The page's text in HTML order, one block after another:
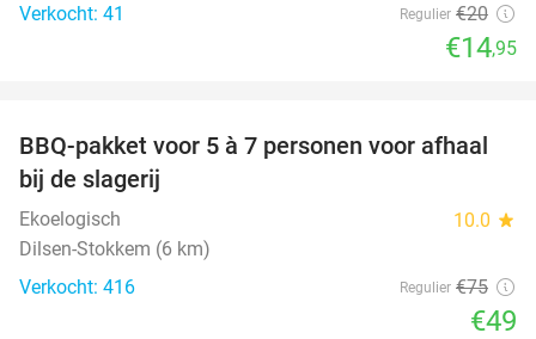
Verkocht: 41
Regulier €20
€14,95
35%
BBQ-pakket voor 5 à 7 personen voor afhaal
bij de slagerij
Ekoelogisch 10.0 star
Dilsen-Stokkem (6 km)
Verkocht: 416
Regulier €75
€49